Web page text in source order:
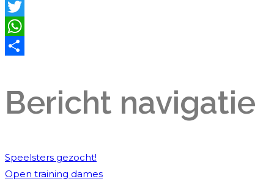
Facebook
Twitter
WhatsApp
Bericht navigatie
Speelsters gezocht!
Open training dames